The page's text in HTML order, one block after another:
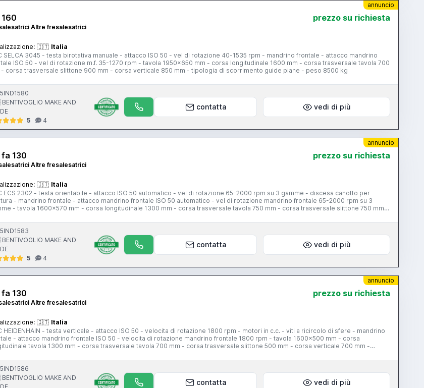
annuncio
160
Altre fresalesatrici
prezzo su richiesta
🇮🇹 Italia
SELCA 3045 - testa birotativa manuale - attacco ISO 50 - vel di rotazione 40-1535 rpm - mandrino frontale - attacco mandrino
ISO 50 - vel di rotazione m.f. 35-1270 rpm - tavola 1950x650 mm - corsa longitudinale 1600 mm - corsa trasversale tavola 700
- corsa trasversale slittone 900 mm - corsa verticale 850 mm - tipologia di scorrimento guide piane - peso 8500 kg
MAKE AND
5
4
contatta vedi di più
annuncio
fa 130
Altre fresalesatrici
prezzo su richiesta
🇮🇹 Italia
ECS 2302 - testa orientabile - attacco ISO 50 automatico - vel di rotazione 65-2000 rpm su 3 gamme - discesa canotto per
- mandrino frontale - attacco mandrino frontale ISO 50 automatico - vel di rotazione mandrino frontale 65-2000 rpm su 3
- tavola 1600x570 mm - corsa longitudinale 1300 mm - corsa trasversale tavola 750 mm - corsa trasversale slittone 750 mm -
MAKE AND
5
4
contatta vedi di più
annuncio
fa 130
Altre fresalesatrici
prezzo su richiesta
🇮🇹 Italia
HEIDENHAIN - testa verticale - attacco ISO 50 - velocita di rotazione 1800 rpm - motori in c.c. - viti a ricircolo di sfere - mandrino
- attacco mandrino frontale ISO 50 - velocita di rotazione mandrino frontale 1800 rpm - tavola 1600x500 mm - corsa
tavola 1300 mm - corsa trasversale tavola 700 mm - corsa trasversale slittone 500 mm - corsa verticale 700 mm -
MAKE AND
contatta vedi di più